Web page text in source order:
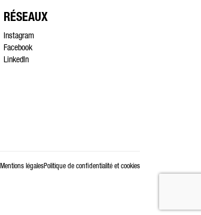
RÉSEAUX
Instagram
Facebook
LinkedIn
Mentions légalesPolitique de confidentialité et cookies